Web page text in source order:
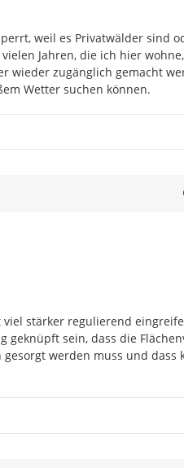
weil es Privatwälder sind
Jahren, die ich hier
wieder zugänglich gemacht
Wetter suchen können.
stärker regulierend
geknüpft sein, dass die
werden muss und dass